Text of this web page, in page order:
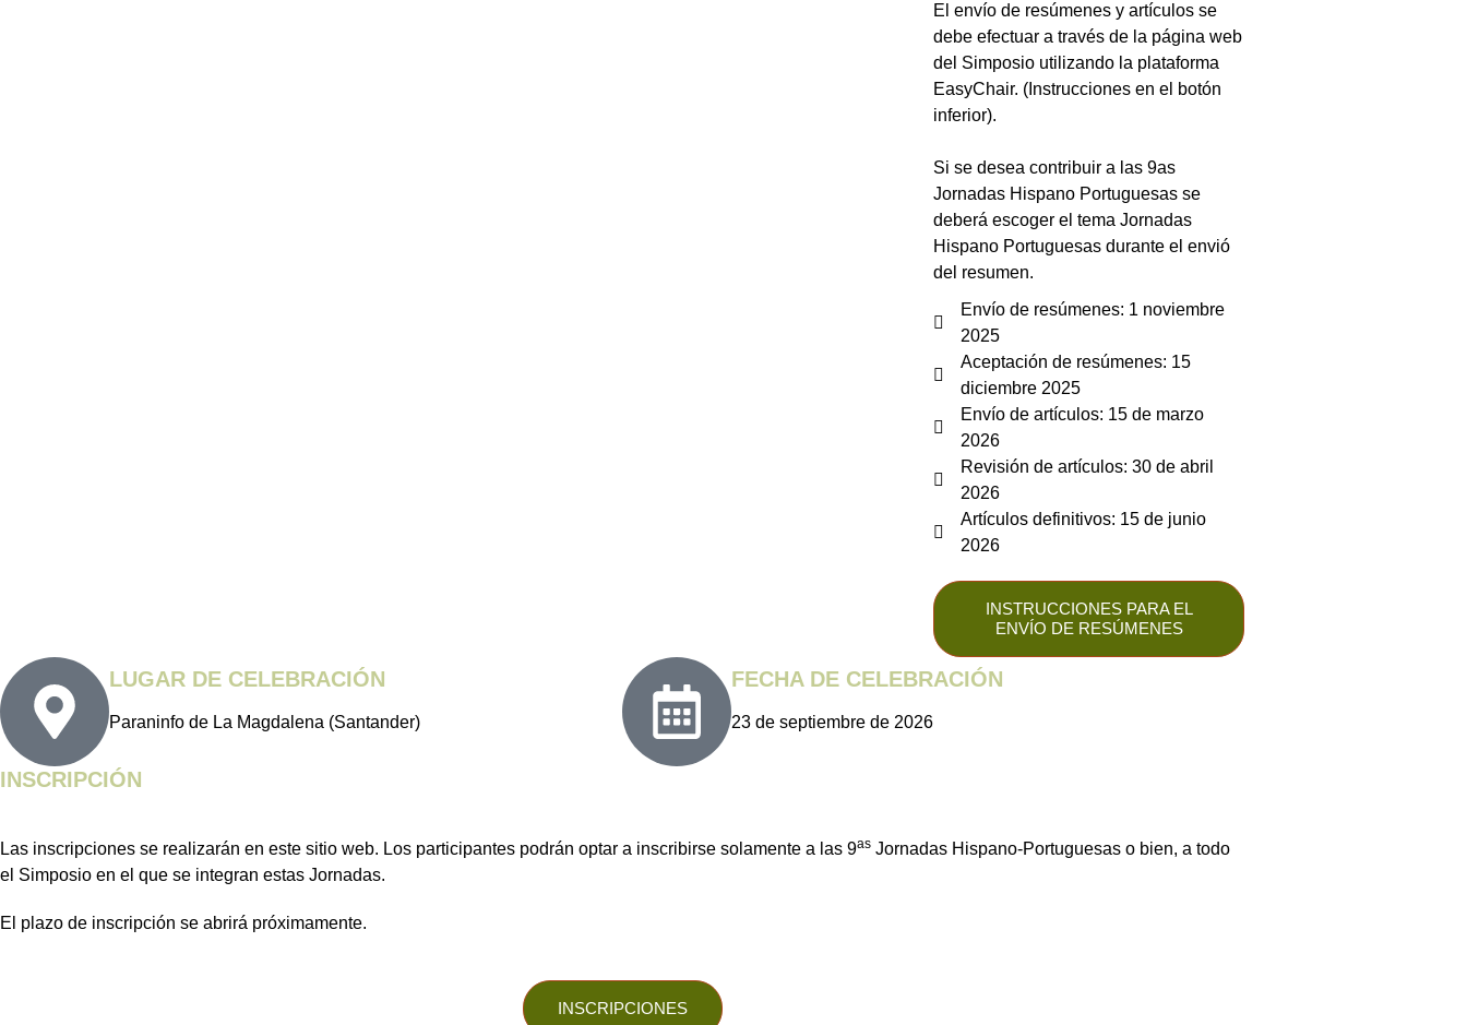
El envío de resúmenes y artículos se
debe efectuar a través de la página web
del Simposio utilizando la plataforma
EasyChair. (Instrucciones en el botón
inferior).
Si se desea contribuir a las 9as
Jornadas Hispano Portuguesas se
deberá escoger el tema Jornadas
Hispano Portuguesas durante el envió
del resumen.
Envío de resúmenes: 1 noviembre
2025
Aceptación de resúmenes: 15
diciembre 2025
Envío de artículos: 15 de marzo
2026
Revisión de artículos: 30 de abril
2026
Artículos definitivos: 15 de junio
2026
INSTRUCCIONES PARA EL
ENVÍO DE RESÚMENES
LUGAR DE CELEBRACIÓN
Paraninfo de La Magdalena (Santander)
FECHA DE CELEBRACIÓN
23 de septiembre de 2026
INSCRIPCIÓN
Las inscripciones se realizarán en este sitio web. Los participantes podrán optar a inscribirse solamente a las 9as Jornadas Hispano-Portuguesas o bien, a todo
el Simposio en el que se integran estas Jornadas.
El plazo de inscripción se abrirá próximamente.
INSCRIPCIONES